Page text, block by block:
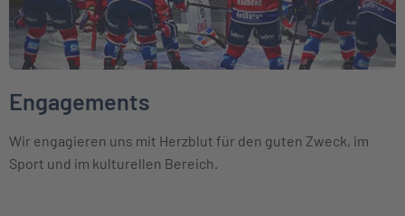
Engagements
Wir engagieren uns mit Herzblut für den guten Zweck, im
Sport und im kulturellen Bereich.